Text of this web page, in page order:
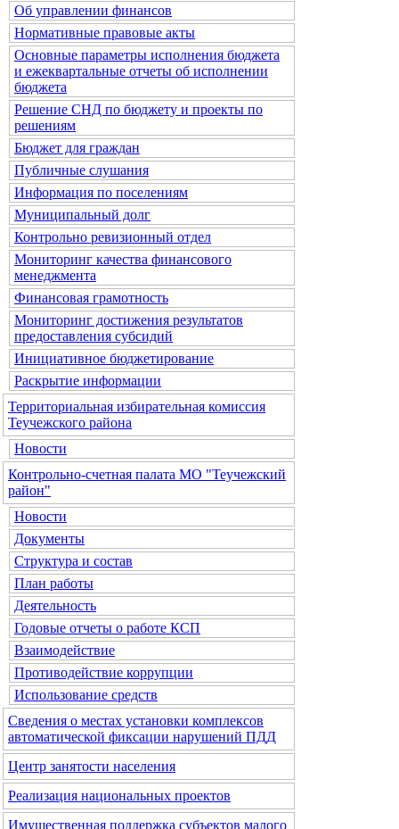
Об управлении финансов
Нормативные правовые акты
Основные параметры исполнения бюджета
и ежеквартальные отчеты об исполнении
бюджета
Решение СНД по бюджету и проекты по
решениям
Бюджет для граждан
Публичные слушания
Информация по поселениям
Муниципальный долг
Контрольно ревизионный отдел
Мониторинг качества финансового
менеджмента
Финансовая грамотность
Мониторинг достижения результатов
предоставления субсидий
Инициативное бюджетирование
Раскрытие информации
Территориальная избирательная комиссия
Теучежского района
Новости
Контрольно-счетная палата МО "Теучежский
район"
Новости
Документы
Структура и состав
План работы
Деятельность
Годовые отчеты о работе КСП
Взаимодействие
Противодействие коррупции
Использование средств
Сведения о местах установки комплексов
автоматической фиксации нарушений ПДД
Центр занятости населения
Реализация национальных проектов
Имущественная поддержка субъектов малого